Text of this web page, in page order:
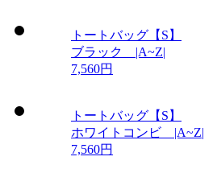
トートバッグ【S】
ブラック |A~Z|
7,560円
トートバッグ【S】
ホワイトコンビ |A~Z|
7,560円